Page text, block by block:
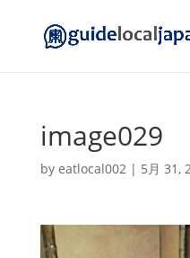
image029
by eatlocal002| 5月 31,